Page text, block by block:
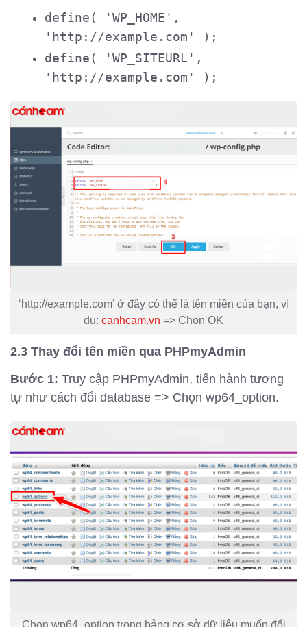
define( 'WP_HOME',
'http://example.com' );
define( 'WP_SITEURL',
'http://example.com' );
‘http://example.com’ ở đây có thể là tên miền của bạn, ví
dụ: canhcam.vn => Chọn OK
2.3 Thay đổi tên miền qua PHPmyAdmin
Bước 1: Truy cập PHPmyAdmin, tiến hành tương
tự như cách đổi database => Chọn wp64_option.
Chọn wp64_option trong bảng cơ sở dữ liệu muốn đổi